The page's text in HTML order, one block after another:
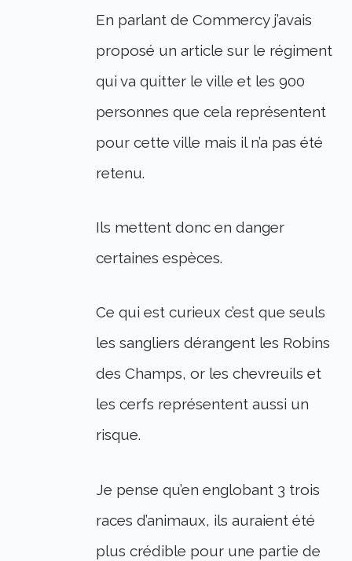
En parlant de Commercy j’avais
proposé un article sur le régiment
qui va quitter le ville et les 900
personnes que cela représentent
pour cette ville mais il n’a pas été
retenu.
Ils mettent donc en danger
certaines espèces.
Ce qui est curieux c’est que seuls
les sangliers dérangent les Robins
des Champs, or les chevreuils et
les cerfs représentent aussi un
risque.
Je pense qu’en englobant 3 trois
races d’animaux, ils auraient été
plus crédible pour une partie de